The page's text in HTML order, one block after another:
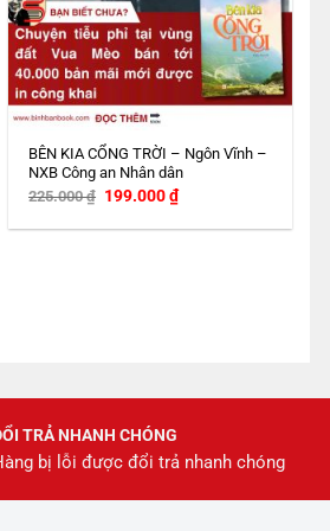
BÊN KIA CỔNG TRỜI – Ngôn Vĩnh –
NXB Công an Nhân dân
225.000₫ Giá
là:
199.000₫Giá
hiện
tại
TRẢ NHANH CHÓNG
bị lỗi được đổi trả nhanh chóng